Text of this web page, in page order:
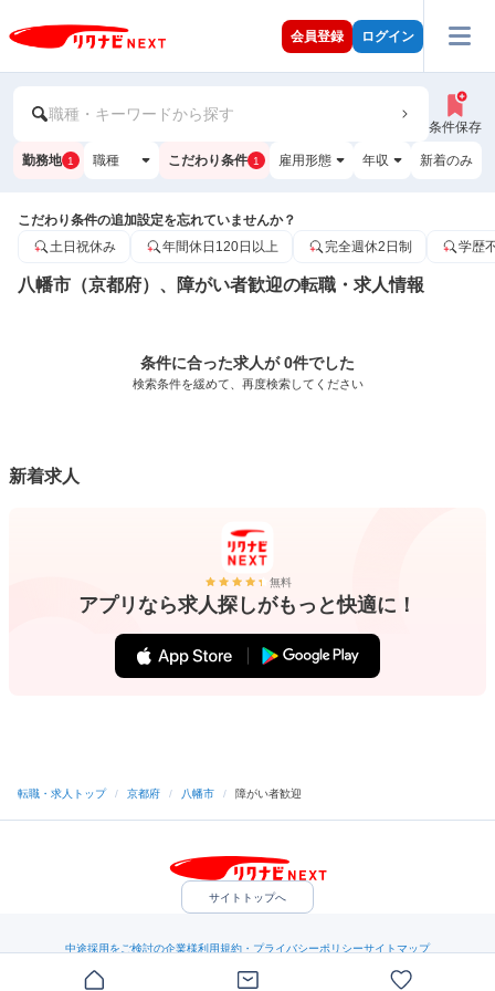
会員登録 ログイン
職種・キーワードから探す
条件保存
勤務地 1 職種 こだわり条件 1 雇用形態 年収 新着のみ
こだわり条件の追加設定を忘れていませんか？
土日祝休み
年間休日120日以上 完全週休2日制 学歴
八幡市（京都府）、障がい者歓迎の転職・求人情報
条件に合った求人が 0件でした
検索条件を緩めて、再度検索してください
新着求人
無料
アプリなら求人探しがもっと快適に！
転職・求人トップ / 京都府 / 八幡市 / 障がい者歓迎
サイトトップへ
中途採用をご検討の企業様利用規約・プライバシーポリシーサイトマップ
（C）Indeed Inc.